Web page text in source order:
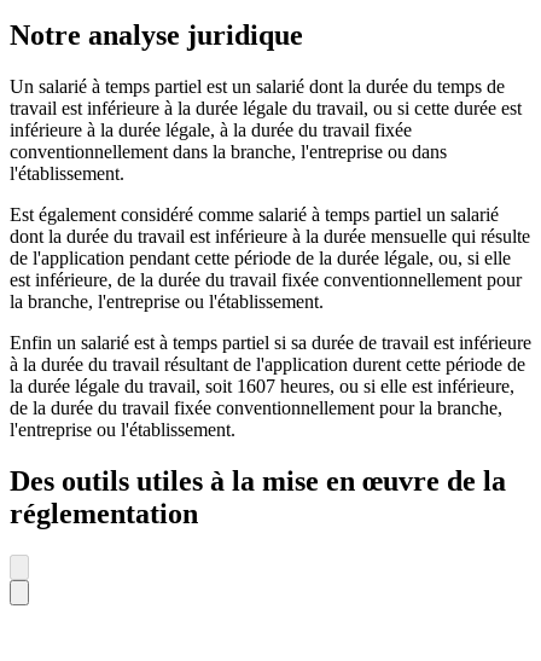
Notre analyse juridique
Un salarié à temps partiel est un salarié dont la durée du temps de
travail est inférieure à la durée légale du travail, ou si cette durée est
inférieure à la durée légale, à la durée du travail fixée
conventionnellement dans la branche, l'entreprise ou dans
l'établissement.
Est également considéré comme salarié à temps partiel un salarié
dont la durée du travail est inférieure à la durée mensuelle qui résulte
de l'application pendant cette période de la durée légale, ou, si elle
est inférieure, de la durée du travail fixée conventionnellement pour
la branche, l'entreprise ou l'établissement.
Enfin un salarié est à temps partiel si sa durée de travail est inférieure
à la durée du travail résultant de l'application durent cette période de
la durée légale du travail, soit 1607 heures, ou si elle est inférieure,
de la durée du travail fixée conventionnellement pour la branche,
l'entreprise ou l'établissement.
Des outils utiles à la mise en œuvre de la
réglementation